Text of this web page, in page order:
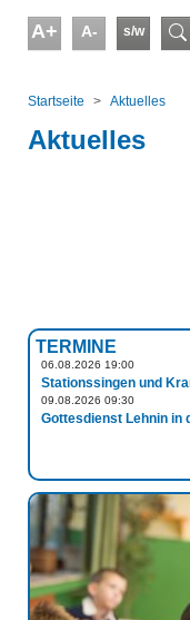
A+ A- s/w
Startseite
Aktuelles
Aktuelles
TERMINE
06.08.2026 19:00
Stationssingen und
09.08.2026 09:30
Gottesdienst Lehnin in